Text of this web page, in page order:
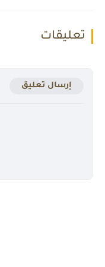
تعليقات
إرسال تعليق